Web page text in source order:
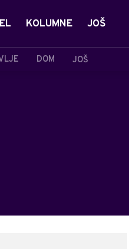
DOM JOŠ
KOLUMNE JOŠ